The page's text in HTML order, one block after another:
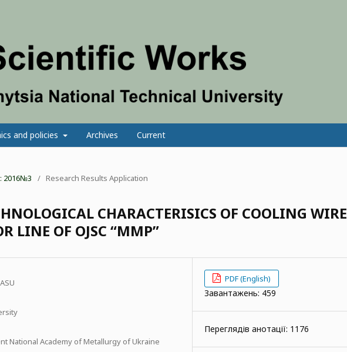
and policies Archives Current
2016№3 / Research Results Application
CHARACTERISICS OF COOLING WIRE
LINE OF OJSC “MMP”
National Academy of Metallurgy of Ukraine
PDF (English)
Завантажень: 459
Переглядів анотації: 1176